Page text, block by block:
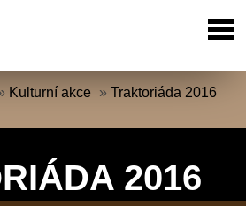
Kulturní akce »Traktoriáda 2016
2016